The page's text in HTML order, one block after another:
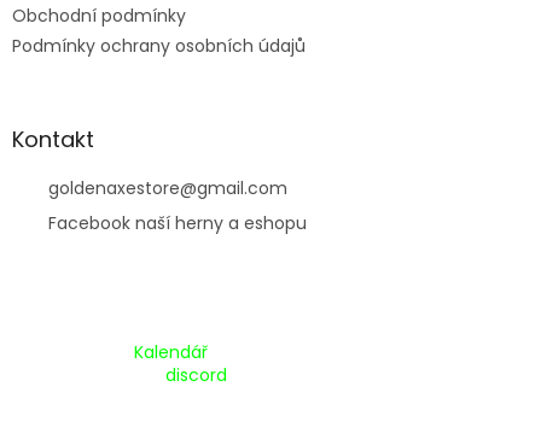
Obchodní podmínky
Podmínky ochrany osobních údajů
Kontakt
goldenaxestore@gmail.com
Facebook naší herny a eshopu
Kalendář
discord